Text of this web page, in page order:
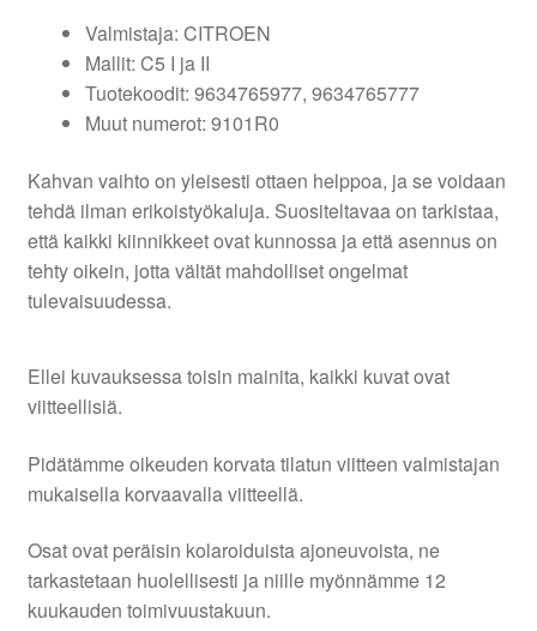
Valmistaja: CITROEN
Mallit: C5 I ja II
Tuotekoodit: 9634765977, 9634765777
Muut numerot: 9101R0
Kahvan vaihto on yleisesti ottaen helppoa, ja se voidaan
tehdä ilman erikoistyökaluja. Suositeltavaa on tarkistaa,
että kaikki kiinnikkeet ovat kunnossa ja että asennus on
tehty oikein, jotta vältät mahdolliset ongelmat
tulevaisuudessa.
Ellei kuvauksessa toisin mainita, kaikki kuvat ovat
viitteellisiä.
Pidätämme oikeuden korvata tilatun viitteen valmistajan
mukaisella korvaavalla viitteellä.
Osat ovat peräisin kolaroiduista ajoneuvoista, ne
tarkastetaan huolellisesti ja niille myönnämme 12
kuukauden toimivuustakuun.